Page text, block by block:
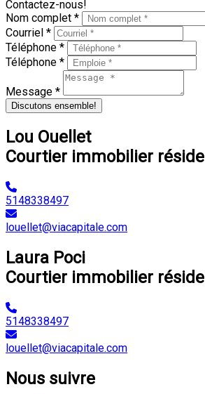
Contactez-nous!
Nom complet *
Courriel *
Téléphone *
Téléphone *
Message *
Discutons ensemble!
Lou Ouellet
Courtier immobilier
5148338497
louellet@viacapitale.com
Laura Poci
Courtier immobilier
5148338497
louellet@viacapitale.com
Nous suivre